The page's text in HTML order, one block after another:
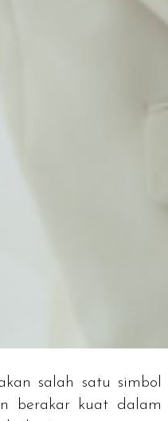
salah satu simbol
berakar kuat dalam